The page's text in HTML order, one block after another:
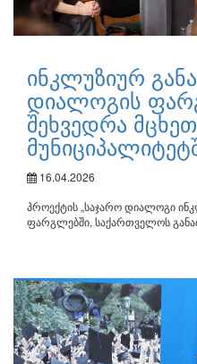
ინკლუზიურ
დიალოგის
შეხვედრა
16.04.2026
პროექტის „საჯარო დიალოგი
ფარგლებში, საქართველოს